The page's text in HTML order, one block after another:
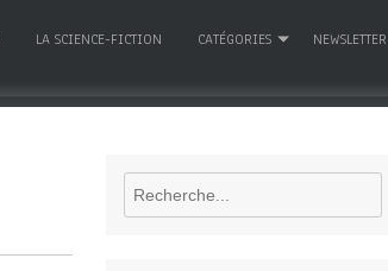
LA SCIENCE-FICTION CATÉGORIES NEWSLETTER
Rechercher